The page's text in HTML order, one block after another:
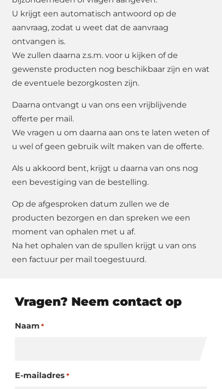
U krijgt een automatisch antwoord op de
aanvraag, zodat u weet dat de aanvraag
ontvangen is.
We zullen daarna z.s.m. voor u kijken of de
gewenste producten nog beschikbaar zijn en wat
de eventuele bezorgkosten zijn.
Daarna ontvangt u van ons een vrijblijvende
offerte per mail.
We vragen u om daarna aan ons te laten weten of
u wel of geen gebruik wilt maken van de offerte.
Als u akkoord bent, krijgt u daarna van ons nog
een bevestiging van de bestelling.
Op de afgesproken datum zullen we de
producten bezorgen en dan spreken we een
moment van ophalen met u af.
Na het ophalen van de spullen krijgt u van ons
een factuur per mail toegestuurd.
Vragen? Neem contact op
Naam *
E-mailadres *